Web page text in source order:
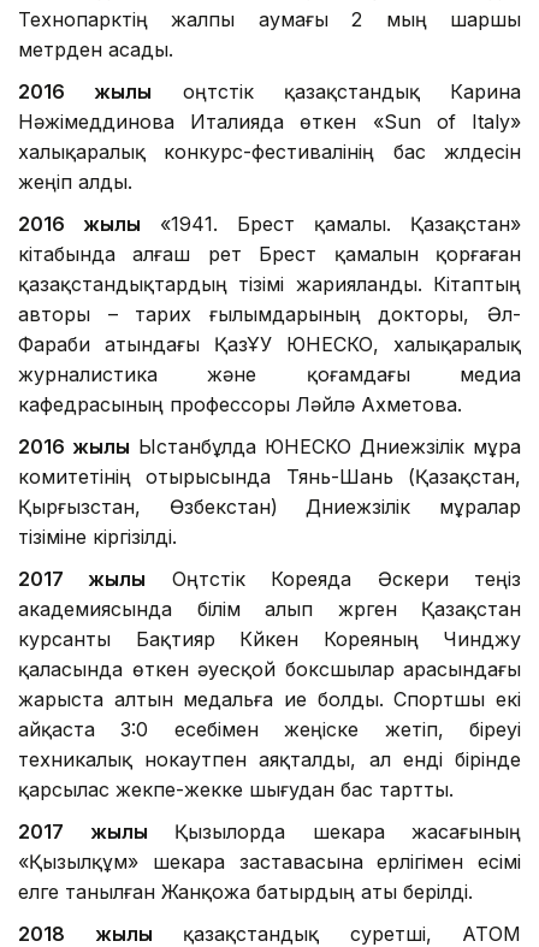
Технопарктің жалпы аумағы 2 мың шаршы
метрден асады.
2016 жылы оңтүстік қазақстандық Карина
Нәжімеддинова Италияда өткен «Sun оf Italy»
халықаралық конкурс-фестивалінің бас жүлдесін
жеңіп алды.
2016 жылы «1941. Брест қамалы. Қазақстан»
кітабында алғаш рет Брест қамалын қорғаған
қазақстандықтардың тізімі жарияланды. Кітаптың
авторы – тарих ғылымдарының докторы, Әл-
Фараби атындағы ҚазҰУ ЮНЕСКО, халықаралық
журналистика және қоғамдағы медиа
кафедрасының профессоры Ләйлә Ахметова.
2016 жылы Ыстанбұлда ЮНЕСКО Дүниежүзілік мұра
комитетінің отырысында Тянь-Шань (Қазақстан,
Қырғызстан, Өзбекстан) Дүниежүзілік мұралар
тізіміне кіргізілді.
2017 жылы Оңтүстік Кореяда Әскери теңіз
академиясында білім алып жүрген Қазақстан
курсанты Бақтияр Күйкен Кореяның Чинджу
қаласында өткен әуесқой боксшылар арасындағы
жарыста алтын медальға ие болды. Спортшы екі
айқаста 3:0 есебімен жеңіске жетіп, біреуі
техникалық нокаутпен аяқталды, ал енді бірінде
қарсылас жекпе-жекке шығудан бас тартты.
2017 жылы Қызылорда шекара жасағының
«Қызылқұм» шекара заставасына ерлігімен есімі
елге танылған Жанқожа батырдың аты берілді.
2018 жылы қазақстандық суретші, АТОМ